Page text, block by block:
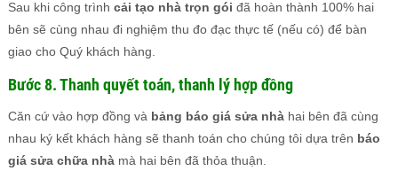
Sau khi công trình cải tạo nhà trọn gói đã hoàn thành 100% hai
bên sẽ cùng nhau đi nghiệm thu đo đạc thực tế (nếu có) để bàn
giao cho Quý khách hàng.
Bước 8. Thanh quyết toán, thanh lý hợp đồng
Căn cứ vào hợp đồng và bảng báo giá sửa nhàhai bên đã cùng
nhau ký kết khách hàng sẽ thanh toán cho chúng tôi dựa trên báo
giá sửa chữa nhàmà hai bên đã thỏa thuận.